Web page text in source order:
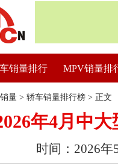
销量排行 MPV销量排
量 > 轿车销量排行榜 > 正文
年4月中
时间：2026